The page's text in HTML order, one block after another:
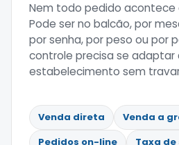
Nem todo pedido acontece
Pode ser no balcão, por
por senha, por peso ou por
controle precisa se adaptar
estabelecimento sem
Venda direta
Venda a
Pedidos on-line
Taxa